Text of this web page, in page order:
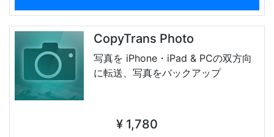
CopyTrans Photo
写真を iPhone・iPad & PCの双方向
に転送、写真をバックアップ
¥ 1,780